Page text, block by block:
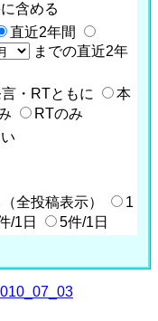
含める
直近2年間
までの直近2年
・RTともに
本
RTのみ
全投稿表示）
1
/1日 5件/1日